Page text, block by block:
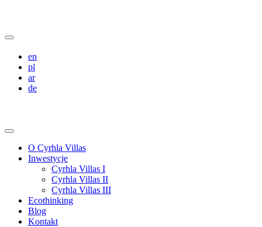
en
pl
ar
de
O Cyrhla Villas
Inwestycje
Cyrhla Villas I
Cyrhla Villas II
Cyrhla Villas III
Ecothinking
Blog
Kontakt